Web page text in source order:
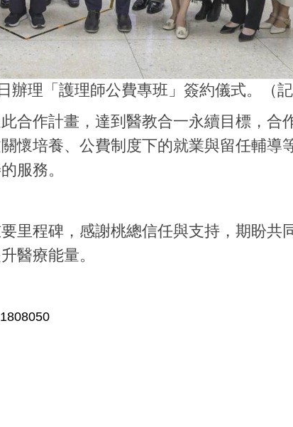
理「護理師公費專班」簽約儀式。（記
合作計畫，達到醫教合一永續目標，合
懷培養、公費制度下的就業與留任輔導
服務。
里程碑，感謝桃總信任與支持，期盼共
醫療能量。